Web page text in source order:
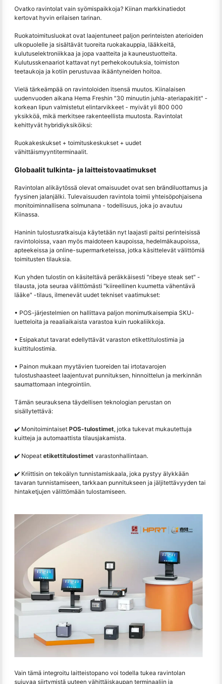
Ovatko ravintolat vain syömispaikkoja? Kiinan markkinatiedot
kertovat hyvin erilaisen tarinan.
Ruokatoimitusluokat ovat laajentuneet paljon perinteisten aterioiden
ulkopuolelle ja sisältävät tuoreita ruokakauppia, lääkkeitä,
kulutuselektroniikkaa ja jopa vaatteita ja kauneustuotteita.
Kulutusskenaariot kattavat nyt perhekokoutuksia, toimiston
teetaukoja ja kotiin perustuvaa ikääntyneiden hoitoa.
Vielä tärkeämpää on ravintoloiden itsensä muutos. Kiinalaisen
uudenvuoden aikana Hema Freshin "30 minuutin juhla-ateriapakitit" -
korkean lipun valmistetut elintarvikkeet - myivät yli 800 000
yksikköä, mikä merkitsee rakenteellista muutosta. Ravintolat
kehittyvät hybridiyksiköiksi:
Ruokakeskukset + toimituskeskukset + uudet
vähittäismyyntiterminaalit.
Globaalit tulkinta- ja laitteistovaatimukset
Ravintolan alikäytössä olevat omaisuudet ovat sen brändiluottamus ja
fyysinen jalanjälki. Tulevaisuuden ravintola toimii yhteisöpohjaisena
monitoiminnallisena solmunana - todellisuus, joka jo avautuu
Kiinassa.
Haninin tulostusratkaisuja käytetään nyt laajasti paitsi perinteisissä
ravintoloissa, vaan myös maidoteen kaupoissa, hedelmäkaupoissa,
apteekeissa ja online-supermarketeissa, jotka käsittelevät välittömiä
toimitusten tilauksia.
Kun yhden tulostin on käsiteltävä peräkkäisesti "ribeye steak set" -
tilausta, jota seuraa välittömästi "kiireellinen kuumetta vähentävä
lääke" -tilaus, ilmenevät uudet tekniset vaatimukset:
• POS-järjestelmien on hallittava paljon monimutkaisempia SKU-
luetteloita ja reaaliaikaista varastoa kuin ruokaliikkoja.
• Esipakatut tavarat edellyttävät varaston etikettitulostimia ja
kuittitulostimia.
• Painon mukaan myytävien tuoreiden tai irtotavarojen
tulostushaasteet laajentuvat punnituksen, hinnoittelun ja merkinnän
saumattomaan integrointiin.
Tämän seurauksena täydellisen teknologian perustan on
sisällytettävä:
✔️ Monitoimintaiset POS-tulostimet, jotka tukevat mukautettuja
kuitteja ja automaattista tilausjakamista.
✔️ Nopeat etikettitulostimet varastonhallintaan.
✔️ Kriittisin on tekoälyn tunnistamiskaala, joka pystyy älykkään
tavaran tunnistamiseen, tarkkaan punnitukseen ja jäljitettävyyden tai
hintaketjujen välittömään tulostamiseen.
Vain tämä integroitu laitteistopano voi todella tukea ravintolan
sujuvaa siirtymistä uuteen vähittäiskaupan terminaaliin ja